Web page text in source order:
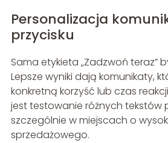
Personalizacja
przycisku
Sama etykieta „Zadzwoń teraz”
Lepsze wyniki dają komunikaty,
konkretną korzyść lub czas
jest testowanie różnych tekstów
szczególnie w miejscach o
sprzedażowego.